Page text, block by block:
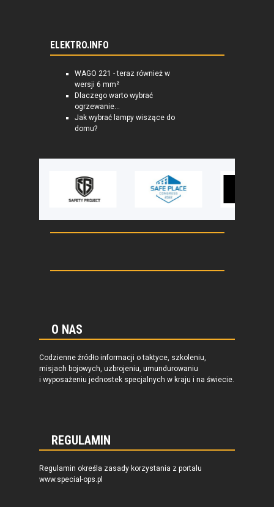
ELEKTRO.INFO
WAGO 221 - teraz również w
wersji 6 mm²
Dlaczego warto wybrać
ogrzewanie...
Jak wybrać lampy wiszące do
domu?
O NAS
Codzienne źródło informacji o taktyce, szkoleniu,
misjach bojowych, uzbrojeniu, umundurowaniu
i wyposażeniu jednostek specjalnych w kraju i na świecie.
REGULAMIN
Regulamin określa zasady korzystania z portalu
www.special-ops.pl